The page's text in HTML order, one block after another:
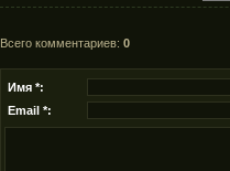
Всего комментариев: 0
Имя *:
Email *: